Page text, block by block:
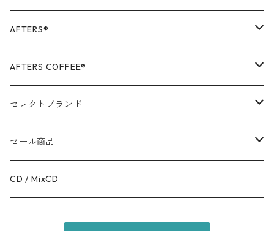
AFTERS®️
OUTER
TOPS
BOTTOMS
GOODS
AFTERS COFFEE®️
APPALEL / GOODS
COFFEE
セレクトブランド
MR.OLIVE
RACAL
セール商品
OUTER
CD / MixCD